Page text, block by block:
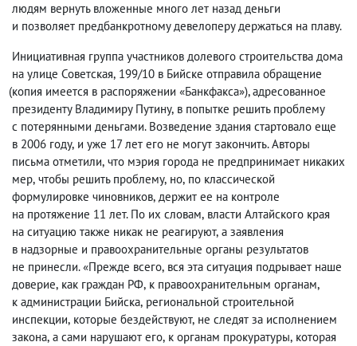
людям вернуть вложенные много лет назад деньги
и позволяет предбанкротному девелоперу держаться на плаву.
Инициативная группа участников долевого строительства дома
на улице Советская, 199/10 в Бийске отправила обращение
(копия имеется в распоряжении «Банкфакса»), адресованное
президенту Владимиру Путину, в попытке решить проблему
с потерянными деньгами. Возведение здания стартовало еще
в 2006 году, и уже 17 лет его не могут закончить. Авторы
письма отметили, что мэрия города не предпринимает никаких
мер, чтобы решить проблему, но, по классической
формулировке чиновников, держит ее на контроле
на протяжение 11 лет. По их словам, власти Алтайского края
на ситуацию также никак не реагируют, а заявления
в надзорные и правоохранительные органы результатов
не принесли. «Прежде всего, вся эта ситуация подрывает наше
доверие, как граждан РФ, к правоохранительным органам,
к администрации Бийска, региональной строительной
инспекции, которые бездействуют, не следят за исполнением
закона, а сами нарушают его, к органам прокуратуры, которая